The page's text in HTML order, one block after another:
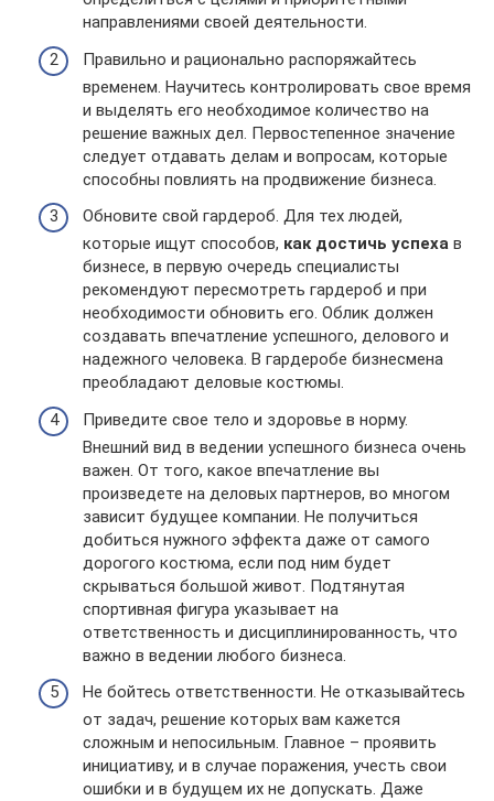
направлениями своей деятельности.
Правильно и рационально распоряжайтесь
временем. Научитесь контролировать свое время
и выделять его необходимое количество на
решение важных дел. Первостепенное значение
следует отдавать делам и вопросам, которые
способны повлиять на продвижение бизнеса.
Обновите свой гардероб. Для тех людей,
которые ищут способов, как достичь успеха в
бизнесе, в первую очередь специалисты
рекомендуют пересмотреть гардероб и при
необходимости обновить его. Облик должен
создавать впечатление успешного, делового и
надежного человека. В гардеробе бизнесмена
преобладают деловые костюмы.
Приведите свое тело и здоровье в норму.
Внешний вид в ведении успешного бизнеса очень
важен. От того, какое впечатление вы
произведете на деловых партнеров, во многом
зависит будущее компании. Не получиться
добиться нужного эффекта даже от самого
дорогого костюма, если под ним будет
скрываться большой живот. Подтянутая
спортивная фигура указывает на
ответственность и дисциплинированность, что
важно в ведении любого бизнеса.
Не бойтесь ответственности. Не отказывайтесь
от задач, решение которых вам кажется
сложным и непосильным. Главное – проявить
инициативу, и в случае поражения, учесть свои
ошибки и в будущем их не допускать. Даже